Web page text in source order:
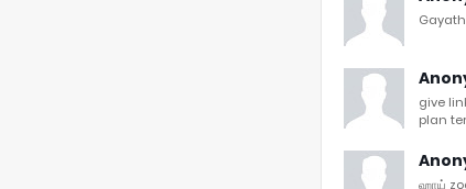
give
plan
ஹாய்